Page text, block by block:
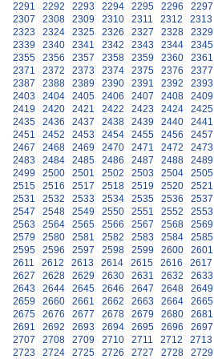
2291
2292 2293 2294 2295 2296 2297
2307
2308 2309 2310 2311 2312 2313
2323
2324 2325 2326 2327 2328 2329
2339
2340 2341 2342 2343 2344 2345
2355
2356 2357 2358 2359 2360 2361
2371
2372 2373 2374 2375 2376 2377
2387
2388 2389 2390 2391 2392 2393
2403
2404 2405 2406 2407 2408 2409
2419
2420 2421 2422 2423 2424 2425
2435
2436 2437 2438 2439 2440 2441
2451
2452 2453 2454 2455 2456 2457
2467
2468 2469 2470 2471 2472 2473
2483
2484 2485 2486 2487 2488 2489
2499
2500 2501 2502 2503 2504 2505
2515
2516 2517 2518 2519 2520 2521
2531
2532 2533 2534 2535 2536 2537
2547
2548 2549 2550 2551 2552 2553
2563
2564 2565 2566 2567 2568 2569
2579
2580 2581 2582 2583 2584 2585
2595
2596 2597 2598 2599 2600 2601
2611
2612 2613 2614 2615 2616 2617
2627
2628 2629 2630 2631 2632 2633
2643
2644 2645 2646 2647 2648 2649
2659
2660 2661 2662 2663 2664 2665
2675
2676 2677 2678 2679 2680 2681
2691
2692 2693 2694 2695 2696 2697
2707
2708 2709 2710 2711 2712 2713
2723
2724 2725 2726 2727 2728 2729